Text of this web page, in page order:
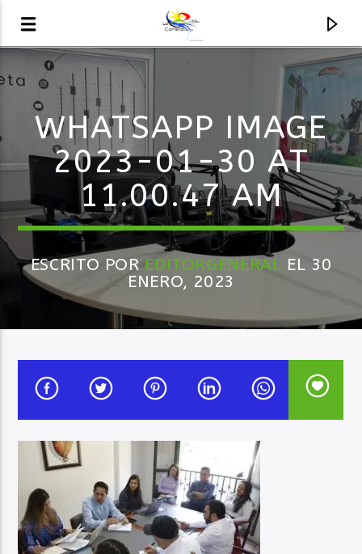
AUDIO EN VIVO
LA COMETA, SEÑALES A CIELO ABIERTO
WHATSAPP IMAGE
2023-01-30 AT
11.00.47 AM
ESCRITO POR EDITORGENERAL EL 30
ENERO, 2023